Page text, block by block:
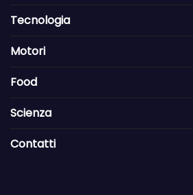
Tecnologia
Motori
Food
Scienza
Contatti